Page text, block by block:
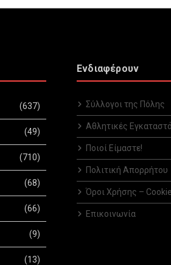
(637)
(49)
(710)
(68)
(66)
(9)
(13)
Ενδιαφέρουν
Σύλλογοι της Πόλης
Αθλητικές
Ποιοί Είμαστε!
Πολιτική Απορρήτου
Όροι Χρήσης –
Επικοινωνία